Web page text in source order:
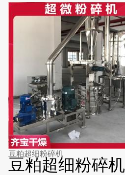
豆粕超细粉碎机
豆粕超细粉碎机